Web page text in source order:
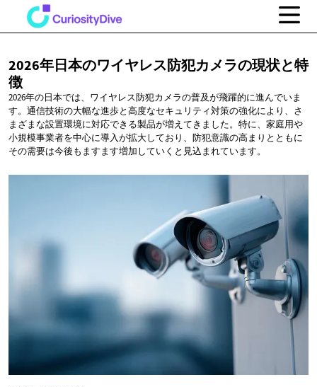
2026年日本のワイヤレス防犯カメラの現状と特
徴
2026年の日本では、ワイヤレス防犯カメラの普及が飛躍的に進んでいま
す。通信技術の大幅な進歩と高度なセキュリティ対策の強化により、さ
まざまな設置環境に対応できる製品が増えてきました。特に、家庭用や
小規模事業者を中心に導入が拡大しており、防犯意識の高まりとともに
その需要は今後もますます増加していくと見込まれています。